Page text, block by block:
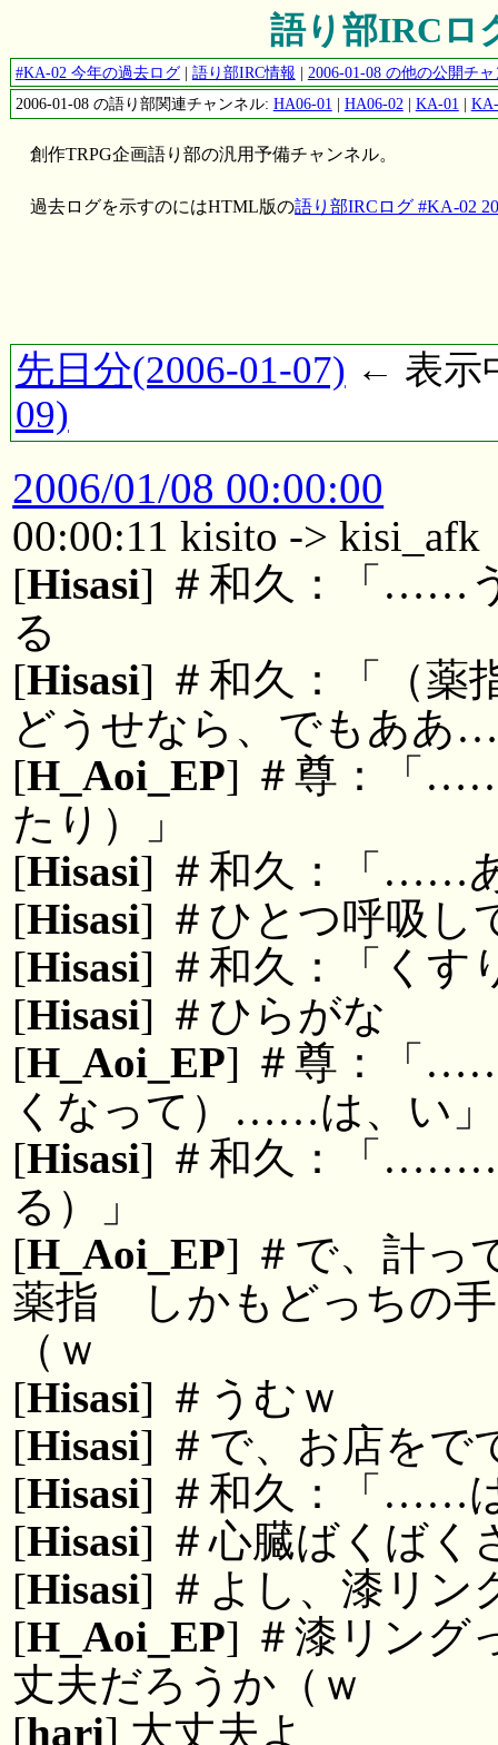
語り部IRCロ
#KA-02 今年の過去ログ| 語り部IRC情報 | 2006-01-08 の他の公開チ
2006-01-08 の語り部関連チャンネル: HA06-01 | HA06-02 | KA-01 |
創作TRPG企画語り部の汎用予備チャンネル。
過去ログを示すのにはHTML版の語り部IRCログ #KA-02
先日分(2006-01-07) ← 表示
09)
2006/01/08 00:00:00
00:00:11 kisito -> kisi_afk
[Hisasi] ＃和久：「……
る
[Hisasi] ＃和久：「（
どうせなら、でもああ
[H_Aoi_EP] ＃尊：「
たり）」
[Hisasi] ＃和久：「……
[Hisasi] ＃ひとつ呼吸し
[Hisasi] ＃和久：「くす
[Hisasi] ＃ひらがな
[H_Aoi_EP] ＃尊：「
くなって）……は、い」
[Hisasi] ＃和久：「
る）」
[H_Aoi_EP] ＃で、計っ
薬指 しかもどっちの
（ｗ
[Hisasi] ＃うむｗ
[Hisasi] ＃で、お店をで
[Hisasi] ＃和久：「……
[Hisasi] ＃心臓ばくばく
[Hisasi] ＃よし、漆リン
[H_Aoi_EP] ＃漆リング
丈夫だろうか（ｗ
[hari] 大丈夫よ